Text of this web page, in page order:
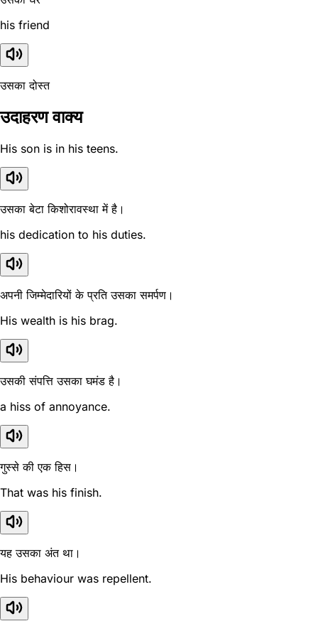
his friend
उसका दोस्त
उदाहरण वाक्य
His son is in his teens.
उसका बेटा किशोरावस्था में है।
his dedication to his duties.
अपनी जिम्मेदारियों के प्रति उसका समर्पण।
His wealth is his brag.
उसकी संपत्ति उसका घमंड है।
a hiss of annoyance.
गुस्से की एक हिस।
That was his finish.
यह उसका अंत था।
His behaviour was repellent.